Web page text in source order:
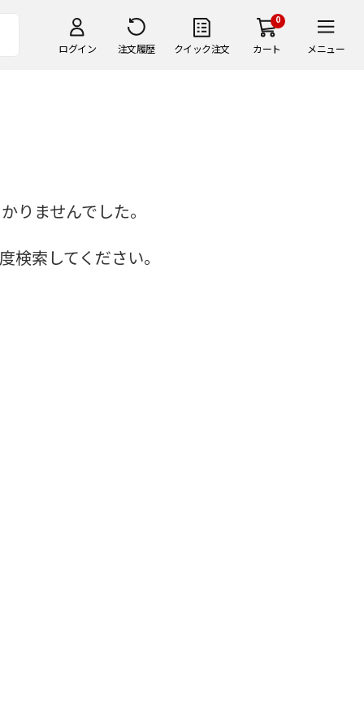
ログイン 注文履歴 クイック注文
0
カート メニュー
りませんでした。
検索してください。